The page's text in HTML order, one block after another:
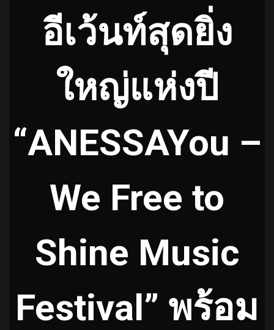
อีเว้นท์สุดยิ่ง
ใหญ่แห่งปี
“ANESSAYou –
We Free to
Shine Music
Festival” พร้อม